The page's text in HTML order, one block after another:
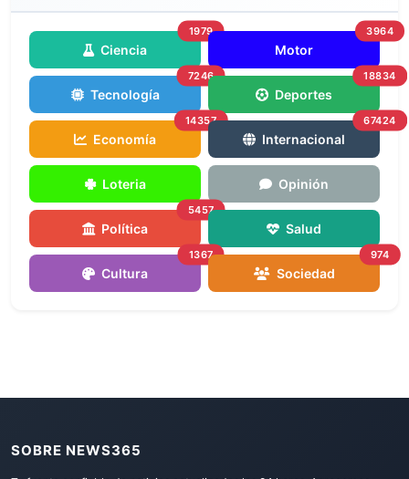
Ciencia
1979
Motor
3964
Tecnología
7246
Deportes
18834
Economía
14357
Internacional
67424
Loteria Opinión
Política
5457
Salud
Cultura
1367
Sociedad
974
SOBRE NEWS365